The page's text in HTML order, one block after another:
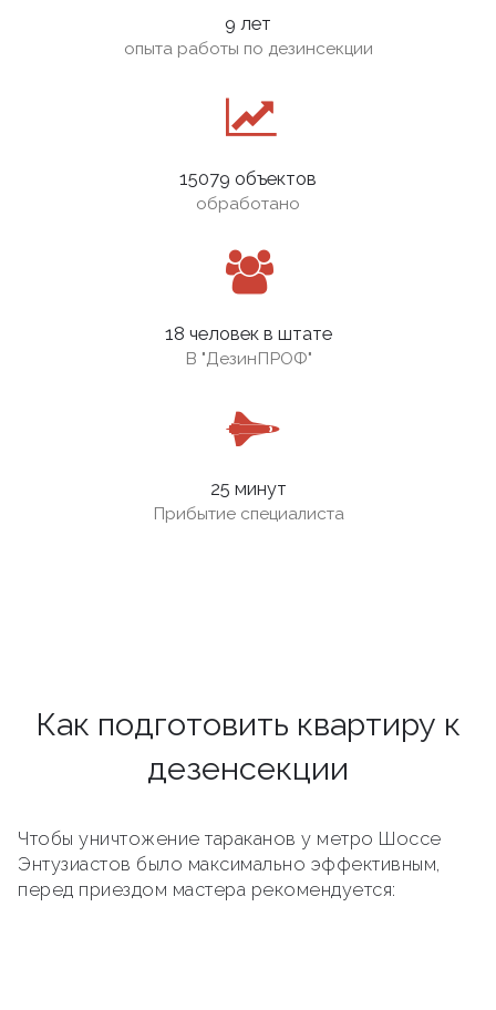
9 лет
опыта работы по дезинсекции
15079 объектов
обработано
18 человек в штате
В "ДезинПРОФ"
25 минут
Прибытие специалиста
Как подготовить квартиру к
дезенсекции
Чтобы уничтожение тараканов у метро Шоссе
Энтузиастов было максимально эффективным,
перед приездом мастера рекомендуется: